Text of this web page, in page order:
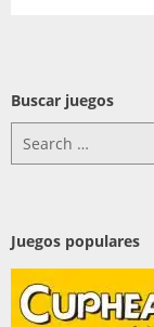
Buscar juegos
for:
Juegos populares